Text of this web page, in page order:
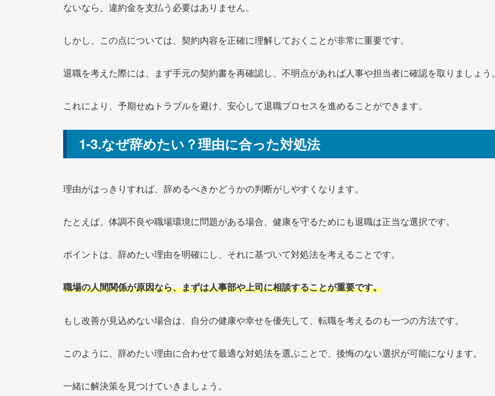
ないなら、違約金を支払う必要はありません。
しかし、この点については、契約内容を正確に理解しておくことが非常に重要です。
退職を考えた際には、まず手元の契約書を再確認し、不明点があれば人事や担当者に確認を取りましょう。
これにより、予期せぬトラブルを避け、安心して退職プロセスを進めることができます。
1-3.なぜ辞めたい？理由に合った対処法
理由がはっきりすれば、辞めるべきかどうかの判断がしやすくなります。
たとえば、体調不良や職場環境に問題がある場合、健康を守るためにも退職は正当な選択です。
ポイントは、辞めたい理由を明確にし、それに基づいて対処法を考えることです。
職場の人間関係が原因なら、まずは人事部や上司に相談することが重要です。
もし改善が見込めない場合は、自分の健康や幸せを優先して、転職を考えるのも一つの方法です。
このように、辞めたい理由に合わせて最適な対処法を選ぶことで、後悔のない選択が可能になります。
一緒に解決策を見つけていきましょう。